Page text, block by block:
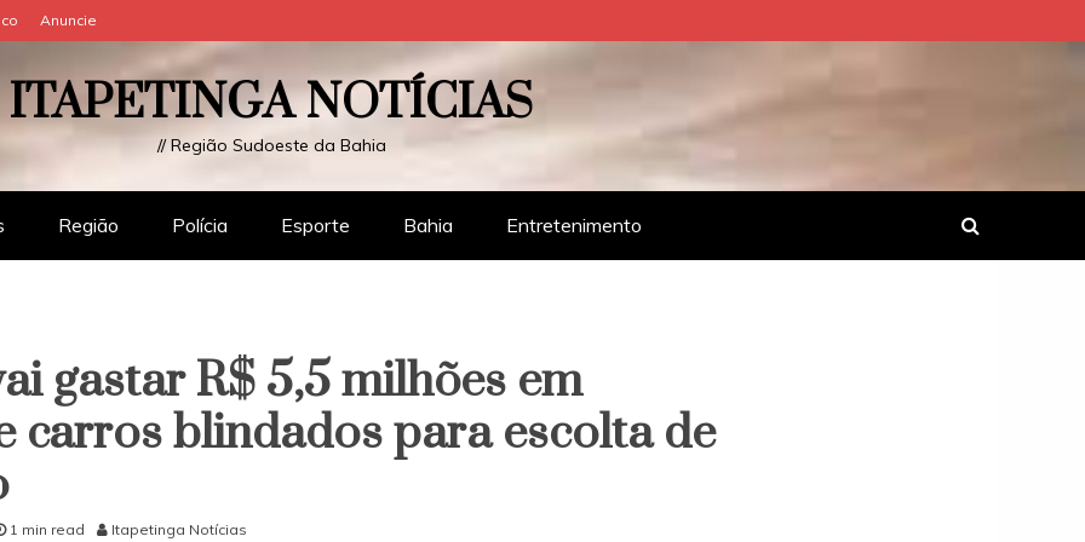
Anuncie
ITAPETINGA NOTÍCIAS
// Região Sudoeste da Bahia
Região Polícia Esporte Bahia Entretenimento
gastar R$ 5,5 milhões em
carros blindados para escolta de
1 min read Itapetinga Notícias